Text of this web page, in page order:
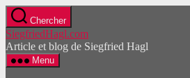
Passez
directement
au
contenu
Chercher
SiegfriedHagl.com
Article et blog de Siegfried Hagl
Menu